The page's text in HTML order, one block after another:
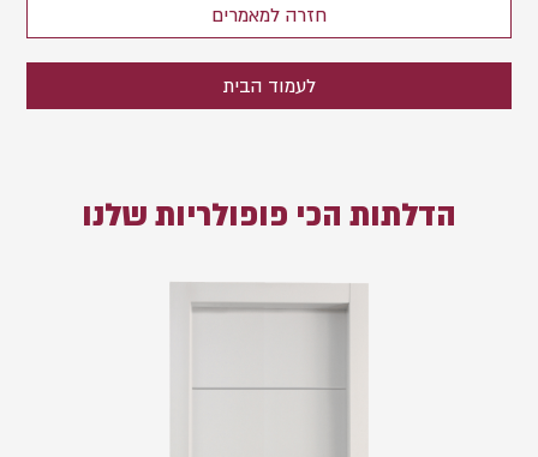
חזרה למאמרים
לעמוד הבית
הדלתות הכי פופולריות שלנו